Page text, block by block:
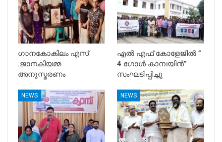
ഗാനകോകിലം എസ്
.ജാനകിയമ്മ
അനുസ്മരണം
എൽ എഫ് കോളേജിൽ ”
4 ഗോൾ കാമ്പയിൻ”
സംഘടിപ്പിച്ചു
NEWS NEWS